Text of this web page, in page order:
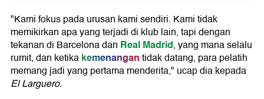
"Kami fokus pada urusan kami sendiri. Kami tidak
memikirkan apa yang terjadi di klub lain, tapi dengan
tekanan di Barcelona dan Real Madrid, yang mana selalu
rumit, dan ketikakemenangantidak datang, para pelatih
memang jadi yang pertama menderita," ucap dia kepada
El Larguero.